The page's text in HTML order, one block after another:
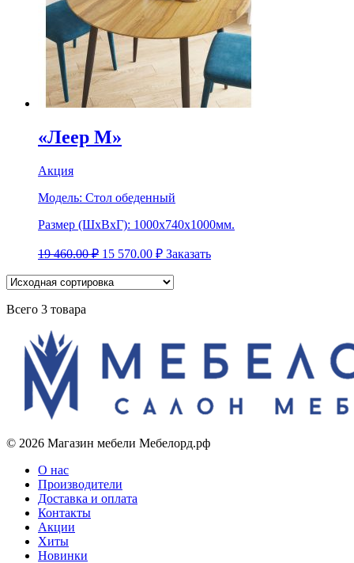
«Леер М»
Акция
Модель: Стол обеденный
Размер (ШхВхГ): 1000х740х1000мм.
19 460.00₽ 15 570.00 ₽ Заказать
Всего 3 товара
© 2026 Магазин мебели Мебелорд.рф
О нас
Производители
Доставка и оплата
Контакты
Акции
Хиты
Новинки